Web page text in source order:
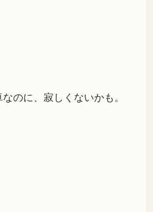
のに、寂しくないかも。